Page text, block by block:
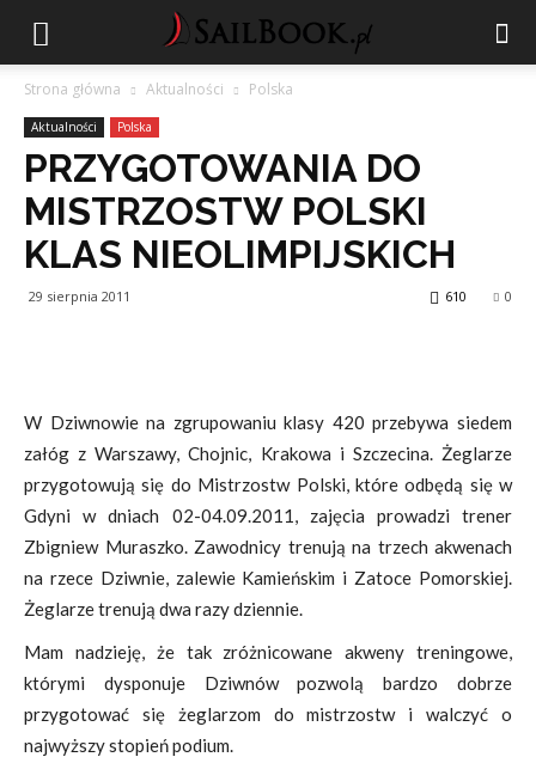
Strona główna Aktualności Polska
Aktualności Polska
PRZYGOTOWANIA DO
MISTRZOSTW POLSKI
KLAS NIEOLIMPIJSKICH
29 sierpnia 2011 0
610
W Dziwnowie na zgrupowaniu klasy 420 przebywa siedem
załóg z Warszawy, Chojnic, Krakowa i Szczecina. Żeglarze
przygotowują się do Mistrzostw Polski, które odbędą się w
Gdyni w dniach 02-04.09.2011, zajęcia prowadzi trener
Zbigniew Muraszko. Zawodnicy trenują na trzech akwenach
na rzece Dziwnie, zalewie Kamieńskim i Zatoce Pomorskiej.
Żeglarze trenują dwa razy dziennie.
Mam nadzieję, że tak zróżnicowane akweny treningowe,
którymi dysponuje Dziwnów pozwolą bardzo dobrze
przygotować się żeglarzom do mistrzostw i walczyć o
najwyższy stopień podium.